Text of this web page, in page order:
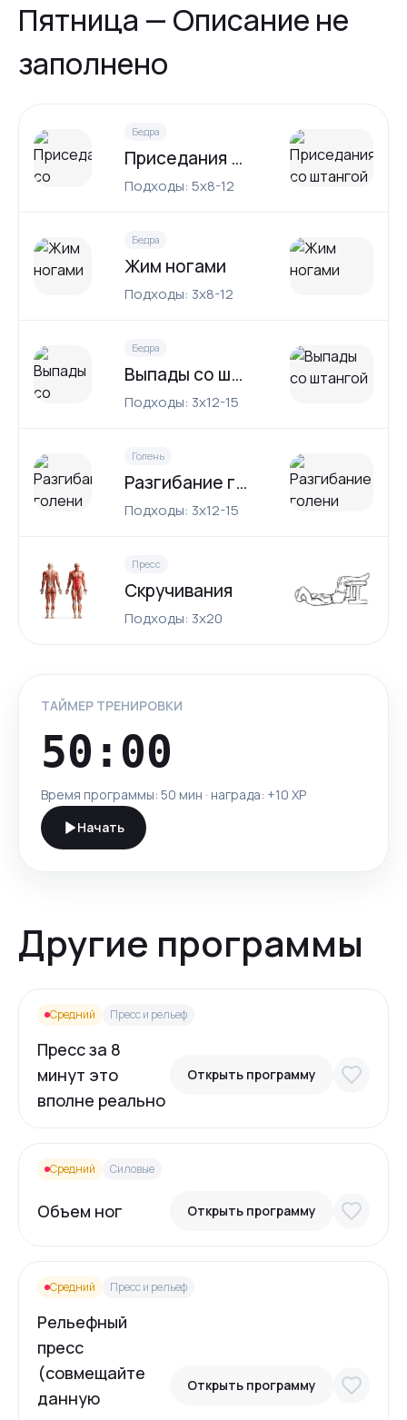
Пятница — Описание не
заполнено
Бедра
Приседания со штангой на груди
Подходы: 5x8-12
Бедра
Жим ногами
Подходы: 3x8-12
Бедра
Выпады со штангой
Подходы: 3x12-15
Голень
Разгибание голени сидя
Подходы: 3x12-15
Пресс
Скручивания
Подходы: 3x20
ТАЙМЕР ТРЕНИРОВКИ
50:00
Время программы: 50 мин · награда: +10 XP
Начать
Другие программы
Средний Пресс и рельеф
Пресс за 8
минут это
вполне реально
Открыть программу
Средний Силовые
Объем ног Открыть программу
Средний Пресс и рельеф
Рельефный
пресс
(совмещайте
данную
Открыть программу